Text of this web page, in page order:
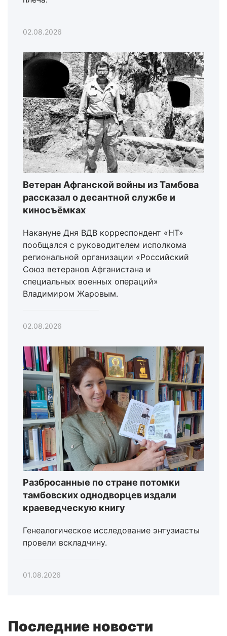
02.08.2026
Ветеран Афганской войны из Тамбова
рассказал о десантной службе и
киносъёмках
Накануне Дня ВДВ корреспондент «НТ»
пообщался с руководителем исполкома
региональной организации «Российский
Союз ветеранов Афганистана и
специальных военных операций»
Владимиром Жаровым.
02.08.2026
Разбросанные по стране потомки
тамбовских однодворцев издали
краеведческую книгу
Генеалогическое исследование энтузиасты
провели вскладчину.
01.08.2026
Последние новости